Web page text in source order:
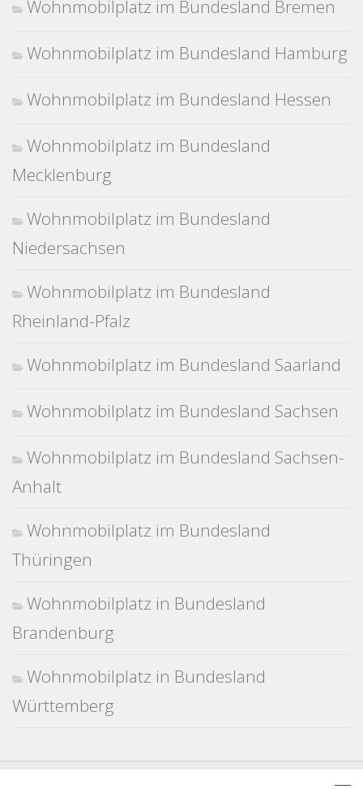
Wohnmobilplatz im Bundesland Bremen
Wohnmobilplatz im Bundesland Hamburg
Wohnmobilplatz im Bundesland Hessen
Wohnmobilplatz im Bundesland
Mecklenburg
Wohnmobilplatz im Bundesland
Niedersachsen
Wohnmobilplatz im Bundesland
Rheinland-Pfalz
Wohnmobilplatz im Bundesland Saarland
Wohnmobilplatz im Bundesland Sachsen
Wohnmobilplatz im Bundesland Sachsen-
Anhalt
Wohnmobilplatz im Bundesland
Thüringen
Wohnmobilplatz in Bundesland
Brandenburg
Wohnmobilplatz in Bundesland
Württemberg